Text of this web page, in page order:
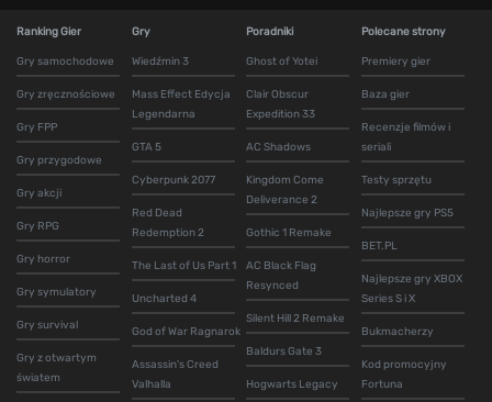
Ranking Gier
Gry samochodowe
Gry zręcznościowe
Gry FPP
Gry przygodowe
Gry akcji
Gry RPG
Gry horror
Gry symulatory
Gry survival
Gry z otwartym
światem
Gry
Wiedźmin 3
Mass Effect Edycja
Legendarna
GTA 5
Cyberpunk 2077
Red Dead
Redemption 2
The Last of Us Part 1
Uncharted 4
God of War Ragnarok
Assassin's Creed
Valhalla
Poradniki
Ghost of Yotei
Clair Obscur
Expedition 33
AC Shadows
Kingdom Come
Deliverance 2
Gothic 1 Remake
AC Black Flag
Resynced
Silent Hill 2 Remake
Baldurs Gate 3
Hogwarts Legacy
Polecane strony
Premiery gier
Baza gier
Recenzje filmów i
seriali
Testy sprzętu
Najlepsze gry PS5
BET.PL
Najlepsze gry XBOX
Series S i X
Bukmacherzy
Kod promocyjny
Fortuna